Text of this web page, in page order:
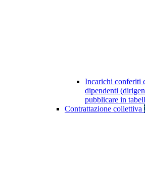
Incarichi conferiti
dipendenti
pubblicare in
Contrattazione collettiva